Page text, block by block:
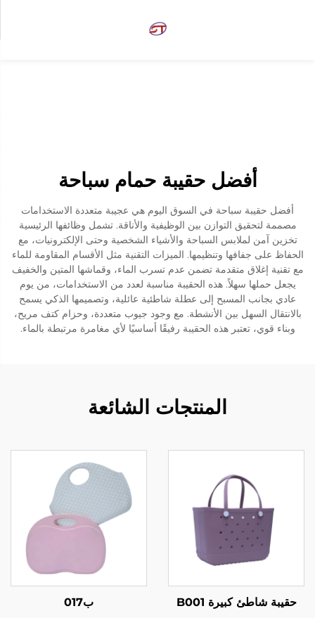
أفضل حقيبة حمام سباحة
أفضل حقيبة سباحة في السوق اليوم هي عجيبة متعددة الاستخدامات
مصممة لتحقيق التوازن بين الوظيفية والأناقة. تشمل وظائفها الرئيسية
تخزين آمن لملابس السباحة والأشياء الشخصية وحتى الإلكترونيات، مع
الحفاظ على جفافها وتنظيمها. الميزات التقنية مثل الأقسام المقاومة للماء
مع تقنية إغلاق متقدمة تضمن عدم تسرب الماء، وقماشها المتين والخفيف
يجعل حملها سهلاً. هذه الحقيبة مناسبة لعدد من الاستخدامات، من يوم
عادي بجانب المسبح إلى عطلة شاطئية عائلية، وتصميمها الذكي يسمح
بالانتقال السهل بين الأنشطة. مع وجود جيوب متعددة، وحزام كتف مريح،
وبناء قوي، تعتبر هذه الحقيبة رفيقًا أساسيًا لأي مغامرة مرتبطة بالماء.
المنتجات الشائعة
حقيبة شاطئ كبيرة B001 ب017